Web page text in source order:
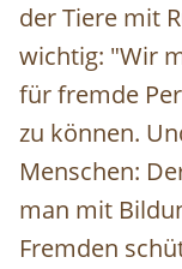
der Tiere mit
wichtig: "Wir
für fremde
zu können.
Menschen:
man mit
Fremden